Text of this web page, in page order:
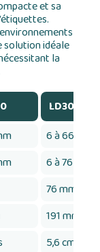
et sa
solution idéale
la
LD3000-J
6 à 66 mm
6 à 76 mm
76 mm
191 mm
5,6 cm/s